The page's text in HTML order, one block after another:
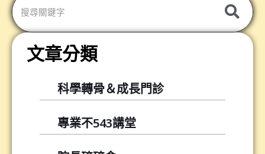
文章分類
科學轉骨＆成長門診
專業不543講堂